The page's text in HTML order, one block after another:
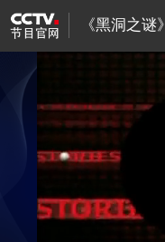
《黑洞之谜》